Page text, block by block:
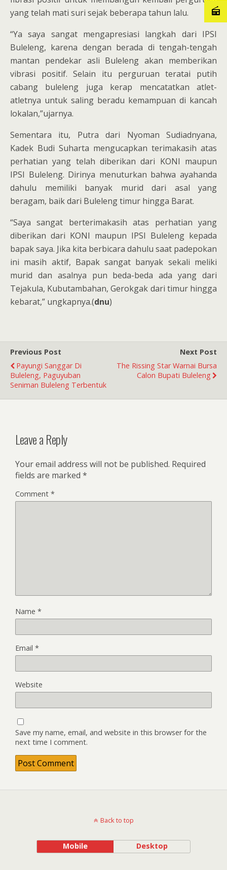
yang telah mati suri sejak beberapa tahun lalu.
“Ya saya sangat mengapresiasi langkah dari IPSI
Buleleng, karena dengan berada di tengah-tengah
mantan pendekar asli Buleleng akan memberikan
vibrasi positif. Selain itu perguruan teratai putih
cabang buleleng juga kerap mencatatkan atlet-
atletnya untuk saling beradu kemampuan di kancah
lokalan,”ujarnya.
Sementara itu, Putra dari Nyoman Sudiadnyana,
Kadek Budi Suharta mengucapkan terimakasih atas
perhatian yang telah diberikan dari KONI maupun
IPSI Buleleng. Dirinya menuturkan bahwa ayahanda
dahulu memiliki banyak murid dari asal yang
beragam, baik dari Buleleng timur hingga Barat.
“Saya sangat berterimakasih atas perhatian yang
diberikan dari KONI maupun IPSI Buleleng kepada
bapak saya. Jika kita berbicara dahulu saat padepokan
ini masih aktif, Bapak sangat banyak sekali meliki
murid dan asalnya pun beda-beda ada yang dari
Tejakula, Kubutambahan, Gerokgak dari timur hingga
kebarat,” ungkapnya.(dnu)
Previous Post
Payungi Sanggar Di
Buleleng, Paguyuban
Seniman Buleleng Terbentuk
Next Post
The Rissing Star Warnai Bursa
Calon Bupati Buleleng
Leave a Reply
Your email address will not be published. Required
fields are marked *
Comment *
Name *
Email *
Website
Save my name, email, and website in this browser for the
next time I comment.
Back to top
Mobile Desktop